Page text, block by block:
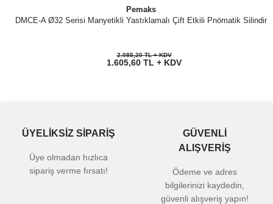
Pemaks
DMCE-A Ø32 Serisi Manyetikli Yastıklamalı Çift Etkili Pnömatik Silindir
2.085,20 TL + KDV
1.605,60 TL + KDV
ÜYELİKSİZ SİPARİŞ
Üye olmadan hızlıca
sipariş verme fırsatı!
GÜVENLİ
ALIŞVERİŞ
Ödeme ve adres
bilgilerinizi kaydedin,
güvenli alışveriş yapın!